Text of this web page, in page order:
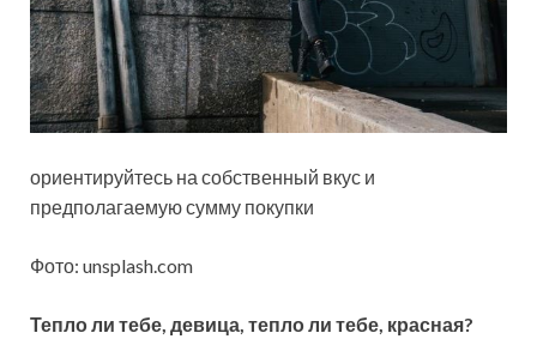
ориентируйтесь на собственный вкус и
предполагаемую сумму покупки
Фото: unsplash.com
Тепло ли тебе, девица, тепло ли тебе, красная?